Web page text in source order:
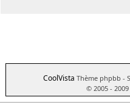
CoolVista Thème phpbb -
© 2005 - 2009